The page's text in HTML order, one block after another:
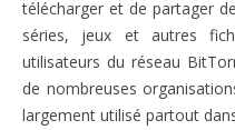
télécharger et de partager
séries, jeux et autres
utilisateurs du réseau
de nombreuses
largement utilisé partout